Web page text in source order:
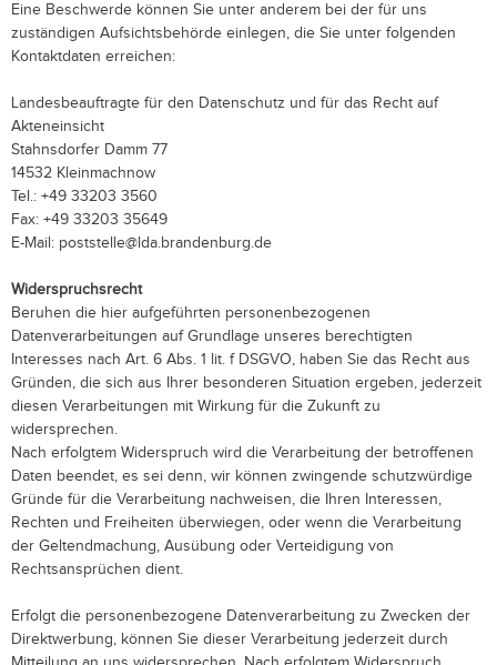
Eine Beschwerde können Sie unter anderem bei der für uns
zuständigen Aufsichtsbehörde einlegen, die Sie unter folgenden
Kontaktdaten erreichen:
Landesbeauftragte für den Datenschutz und für das Recht auf
Akteneinsicht
Stahnsdorfer Damm 77
14532 Kleinmachnow
Tel.: +49 33203 3560
Fax: +49 33203 35649
E-Mail: poststelle@lda.brandenburg.de
Widerspruchsrecht
Beruhen die hier aufgeführten personenbezogenen
Datenverarbeitungen auf Grundlage unseres berechtigten
Interesses nach Art. 6 Abs. 1 lit. f DSGVO, haben Sie das Recht aus
Gründen, die sich aus Ihrer besonderen Situation ergeben, jederzeit
diesen Verarbeitungen mit Wirkung für die Zukunft zu
widersprechen.
Nach erfolgtem Widerspruch wird die Verarbeitung der betroffenen
Daten beendet, es sei denn, wir können zwingende schutzwürdige
Gründe für die Verarbeitung nachweisen, die Ihren Interessen,
Rechten und Freiheiten überwiegen, oder wenn die Verarbeitung
der Geltendmachung, Ausübung oder Verteidigung von
Rechtsansprüchen dient.
Erfolgt die personenbezogene Datenverarbeitung zu Zwecken der
Direktwerbung, können Sie dieser Verarbeitung jederzeit durch